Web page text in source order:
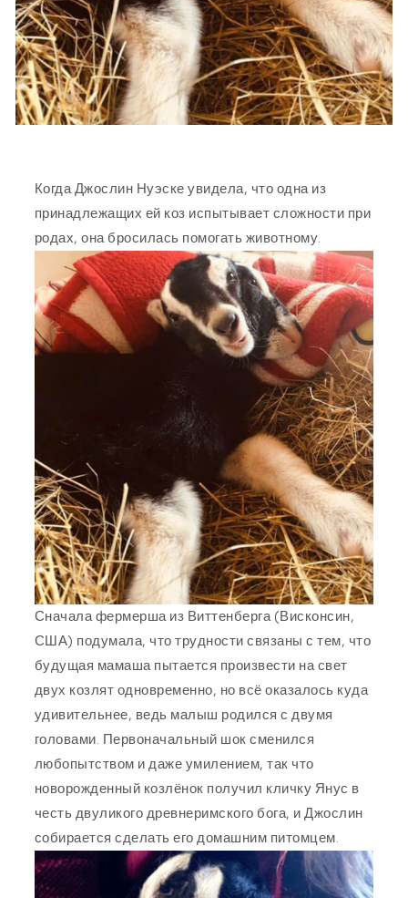
Когда Джослин Нуэске увидела, что одна из
принадлежащих ей коз испытывает сложности при
родах, она бросилась помогать животному.
Сначала фермерша из Виттенберга (Висконсин,
США) подумала, что трудности связаны с тем, что
будущая мамаша пытается произвести на свет
двух козлят одновременно, но всё оказалось куда
удивительнее, ведь малыш родился с двумя
головами. Первоначальный шок сменился
любопытством и даже умилением, так что
новорожденный козлёнок получил кличку Янус в
честь двуликого древнеримского бога, и Джослин
собирается сделать его домашним питомцем.